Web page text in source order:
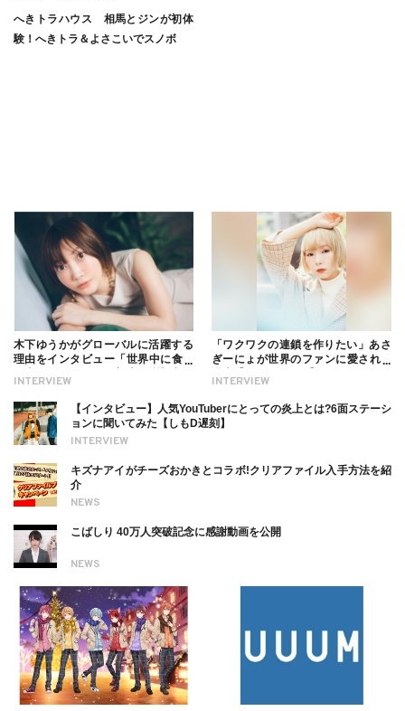
へきトラハウス 相馬とジンが初体
験！へきトラ＆よさこいでスノボ
INTERVIEW
木下ゆうかがグローバルに活躍する
理由をインタビュー「世界中に食べ
ついても
INTERVIEW
「ワクワクの連鎖を作りたい」あさ
ぎーにょが世界のファンに愛される
INTERVIEW
【インタビュー】人気YouTuberにとっての炎上とは?6面ステーシ
ョンに聞いてみた【しもD遅刻】
NEWS
キズナアイがチーズおかきとコラボ!クリアファイル入手方法を紹
介
NEWS
こばしり 40万人突破記念に感謝動画を公開